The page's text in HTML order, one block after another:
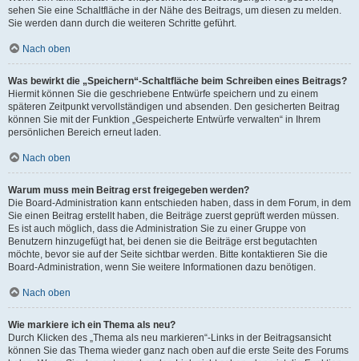
sehen Sie eine Schaltfläche in der Nähe des Beitrags, um diesen zu melden.
Sie werden dann durch die weiteren Schritte geführt.
Nach oben
Was bewirkt die „Speichern“-Schaltfläche beim Schreiben eines Beitrags?
Hiermit können Sie die geschriebene Entwürfe speichern und zu einem
späteren Zeitpunkt vervollständigen und absenden. Den gesicherten Beitrag
können Sie mit der Funktion „Gespeicherte Entwürfe verwalten“ in Ihrem
persönlichen Bereich erneut laden.
Nach oben
Warum muss mein Beitrag erst freigegeben werden?
Die Board-Administration kann entschieden haben, dass in dem Forum, in dem
Sie einen Beitrag erstellt haben, die Beiträge zuerst geprüft werden müssen.
Es ist auch möglich, dass die Administration Sie zu einer Gruppe von
Benutzern hinzugefügt hat, bei denen sie die Beiträge erst begutachten
möchte, bevor sie auf der Seite sichtbar werden. Bitte kontaktieren Sie die
Board-Administration, wenn Sie weitere Informationen dazu benötigen.
Nach oben
Wie markiere ich ein Thema als neu?
Durch Klicken des „Thema als neu markieren“-Links in der Beitragsansicht
können Sie das Thema wieder ganz nach oben auf die erste Seite des Forums